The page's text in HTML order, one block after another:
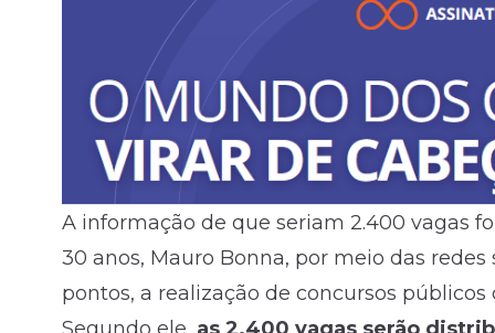
A informação de que seriam 2.400 vagas
30 anos, Mauro Bonna, por meio das
pontos, a realização de concursos públicos